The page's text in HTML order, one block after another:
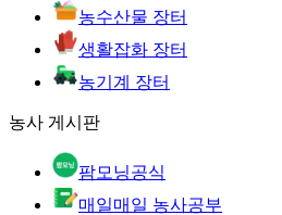
농수산물 장터
생활잡화 장터
농기계 장터
농사 게시판
팜모닝공식
매일매일 농사공부